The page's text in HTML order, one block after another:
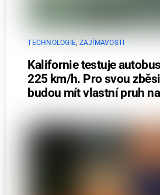
TECHNOLOGIE, ZAJÍMAVOSTI
Kalifornie testuje
225 km/h. Pro svou
budou mít vlastní pruh